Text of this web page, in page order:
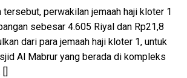
perwakilan jemaah haji kloter 1
sebesar 4.605 Riyal dan Rp21,8
dari para jemaah haji kloter 1, untuk
Al Mabrur yang berada di kompleks